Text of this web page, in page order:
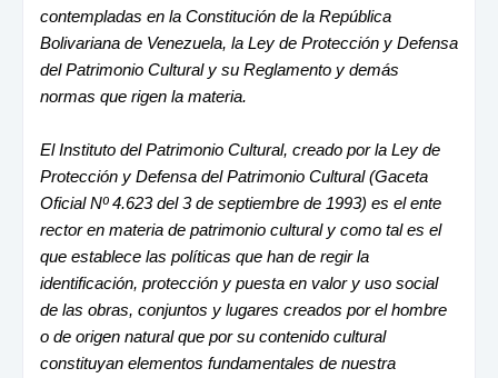
contempladas en la Constitución de la República
Bolivariana de Venezuela, la Ley de Protección y Defensa
del Patrimonio Cultural y su Reglamento y demás
normas que rigen la materia.
El Instituto del Patrimonio Cultural, creado por la Ley de
Protección y Defensa del Patrimonio Cultural (Gaceta
Oficial Nº 4.623 del 3 de septiembre de 1993) es el ente
rector en materia de patrimonio cultural y como tal es el
que establece las políticas que han de regir la
identificación, protección y puesta en valor y uso social
de las obras, conjuntos y lugares creados por el hombre
o de origen natural que por su contenido cultural
constituyan elementos fundamentales de nuestra